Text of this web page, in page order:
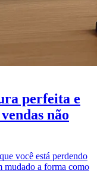
perfeita e
não
você está perdendo
mudado a forma como